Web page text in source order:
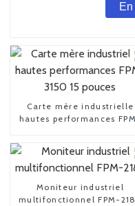
Carte mère industrielle
hautes performances
Moniteur industriel
multifonctionnel FPM-